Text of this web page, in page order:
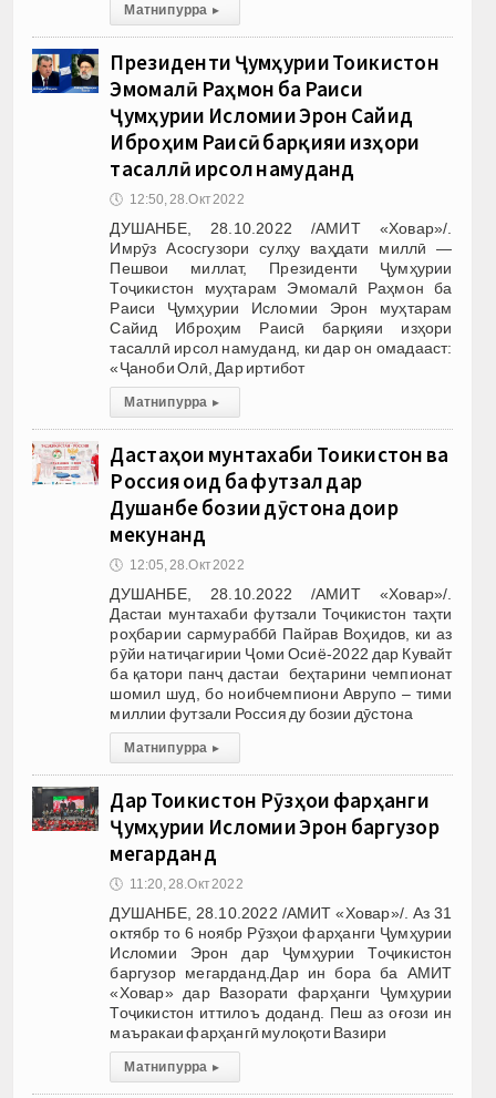
Матни пурра ▸
Президенти Ҷумҳурии Тоҷикистон
Эмомалӣ Раҳмон ба Раиси
Ҷумҳурии Исломии Эрон Сайид
Иброҳим Раисӣ барқияи изҳори
тасаллӣ ирсол намуданд
🕔 12:50, 28.Окт 2022
ДУШАНБЕ, 28.10.2022 /АМИТ «Ховар»/.
Имрӯз Асосгузори сулҳу ваҳдати миллӣ —
Пешвои миллат, Президенти Ҷумҳурии
Тоҷикистон муҳтарам Эмомалӣ Раҳмон ба
Раиси Ҷумҳурии Исломии Эрон муҳтарам
Сайид Иброҳим Раисӣ барқияи изҳори
тасаллӣ ирсол намуданд, ки дар он омадааст:
«Ҷаноби Олӣ, Дар иртибот
Матни пурра ▸
Дастаҳои мунтахаби Тоҷикистон ва
Россия оид ба футзал дар
Душанбе бозии дӯстона доир
мекунанд
🕔 12:05, 28.Окт 2022
ДУШАНБЕ, 28.10.2022 /АМИТ «Ховар»/.
Дастаи мунтахаби футзали Тоҷикистон таҳти
роҳбарии сармураббӣ Пайрав Воҳидов, ки аз
рӯйи натиҷагирии Ҷоми Осиё-2022 дар Кувайт
ба қатори панҷ дастаи беҳтарини чемпионат
шомил шуд, бо ноибчемпиони Аврупо – тими
миллии футзали Россия ду бозии дӯстона
Матни пурра ▸
Дар Тоҷикистон Рӯзҳои фарҳанги
Ҷумҳурии Исломии Эрон баргузор
мегарданд
🕔 11:20, 28.Окт 2022
ДУШАНБЕ, 28.10.2022 /АМИТ «Ховар»/. Аз 31
октябр то 6 ноябр Рӯзҳои фарҳанги Ҷумҳурии
Исломии Эрон дар Ҷумҳурии Тоҷикистон
баргузор мегарданд.Дар ин бора ба АМИТ
«Ховар» дар Вазорати фарҳанги Ҷумҳурии
Тоҷикистон иттилоъ доданд. Пеш аз оғози ин
маъракаи фарҳангӣ мулоқоти Вазири
Матни пурра ▸